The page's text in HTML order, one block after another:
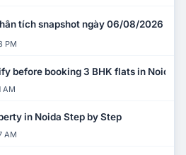
tích snapshot ngày 06/08/2026
PM
before booking 3 BHK flats in Noida?
AM
in Noida Step by Step
AM